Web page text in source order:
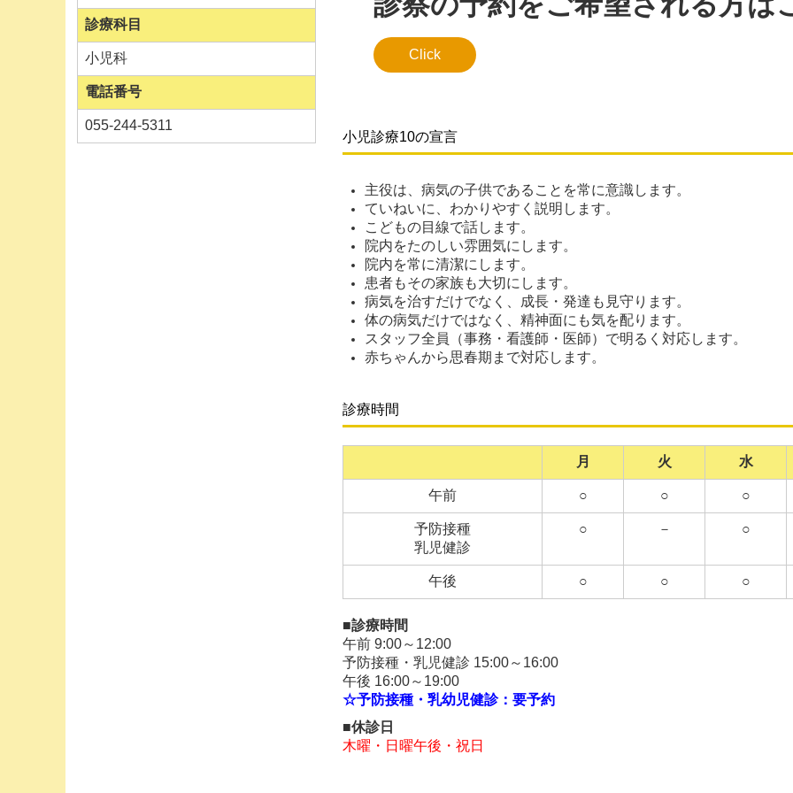
診療科目
小児科
電話番号
055-244-5311
おたふくのワクチンの在庫残数が少なくなってきました。
数に限りがありますので、しばらくの間かかりつけの方に限らせてい
3/14(土)は勉強会のため、午前中のみの診療となります。
2026.2.14
...おたふくワクチンについて
おたふくのワクチンが入荷しました。
数に限りがありますので、かかりつけの方に限らせていただきます。
来院時やお電話でお問い合わせください。
■2025.12.10...インフルエンザWEB予約について
インフルエンザのワクチン接種は１月いっぱいで終了いたします。
今期の点鼻インフルエンザワクチンは終了いたしました。
通常のインフルエンザワクチンは、引き続きWEBで予約できます。
2025.09.30...診療時間変更のお知らせ
10/15(水)は小児科勉強会のため
受付終了時刻は17：30になります。
■2025.07.04...休診のお知らせ
R7年8月17日(日)～R7年8月21日(木)はお休みさせていただきます。
8月22日(金)より平常通り診療いたします。
Click
小児診療10の宣言
主役は、病気の子供であることを常に意識します。
ていねいに、わかりやすく説明します。
こどもの目線で話します。
院内をたのしい雰囲気にします。
院内を常に清潔にします。
患者もその家族も大切にします。
病気を治すだけでなく、成長・発達も見守ります。
体の病気だけではなく、精神面にも気を配ります。
スタッフ全員（事務・看護師・医師）で明るく対応します。
赤ちゃんから思春期まで対応します。
診療時間
月 火 水
午前 ○ ○ ○
予防接種
乳児健診
○ － ○
午後 ○ ○ ○
■診療時間
午前 9:00～12:00
予防接種・乳児健診 15:00～16:00
午後 16:00～19:00
☆予防接種・乳幼児健診：要予約
■休診日
木曜・日曜午後・祝日